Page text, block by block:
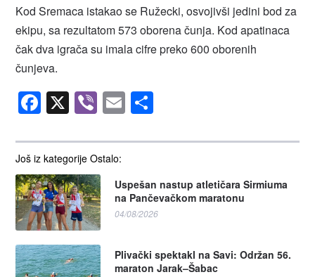
Još iz kategorije Ostalo:
Uspešan nastup atletičara Sirmiuma
na Pančevačkom maratonu
04/08/2026
Plivački spektakl na Savi: Održan 56.
maraton Jarak–Šabac
Kod Sremaca istakao se Ružecki, osvojivši jedini bod za
ekipu, sa rezultatom 573 oborena čunja. Kod apatinaca
čak dva igrača su imala cifre preko 600 oborenih
čunjeva.
Facebook
X ViberEmail